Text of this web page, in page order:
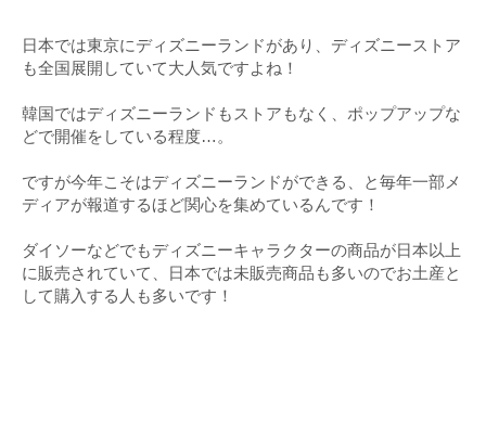
日本では東京にディズニーランドがあり、ディズニーストア
も全国展開していて大人気ですよね！
韓国ではディズニーランドもストアもなく、ポップアップな
どで開催をしている程度…。
ですが今年こそはディズニーランドができる、と毎年一部メ
ディアが報道するほど関心を集めているんです！
ダイソーなどでもディズニーキャラクターの商品が日本以上
に販売されていて、日本では未販売商品も多いのでお土産と
して購入する人も多いです！